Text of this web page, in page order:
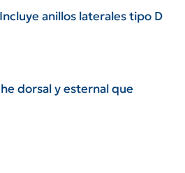
anillos laterales tipo D
dorsal y esternal que